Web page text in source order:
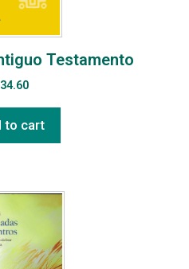
Testamento
34.60
to cart